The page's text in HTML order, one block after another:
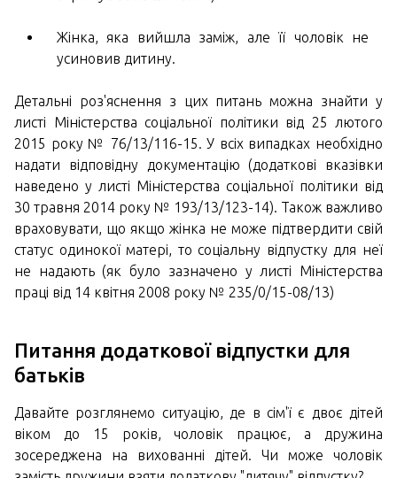
Жінка, яка вийшла заміж, але її чоловік не
усиновив дитину.
Детальні роз'яснення з цих питань можна знайти у
листі Міністерства соціальної політики від 25 лютого
2015 року № 76/13/116-15. У всіх випадках необхідно
надати відповідну документацію (додаткові вказівки
наведено у листі Міністерства соціальної політики від
30 травня 2014 року № 193/13/123-14). Також важливо
враховувати, що якщо жінка не може підтвердити свій
статус одинокої матері, то соціальну відпустку для неї
не надають (як було зазначено у листі Міністерства
праці від 14 квітня 2008 року № 235/0/15-08/13)
Питання додаткової відпустки для
батьків
Давайте розглянемо ситуацію, де в сім'ї є двоє дітей
віком до 15 років, чоловік працює, а дружина
зосереджена на вихованні дітей. Чи може чоловік